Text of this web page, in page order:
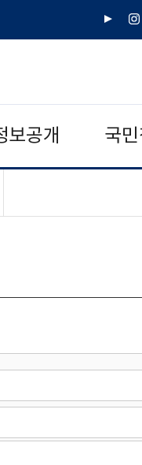
유
인
보공개 국